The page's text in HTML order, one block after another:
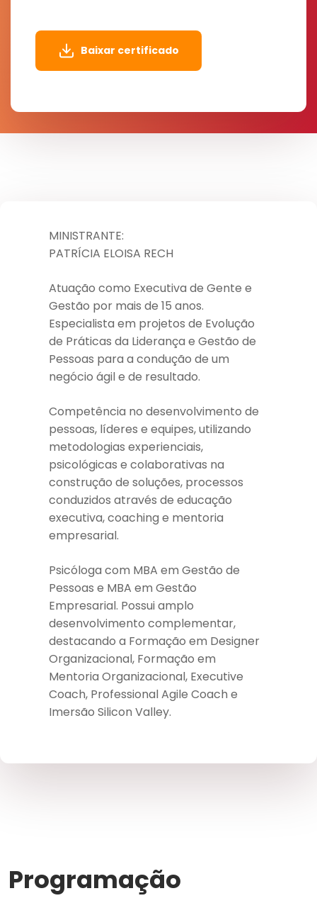
Baixar certificado
MINISTRANTE:
PATRÍCIA ELOISA RECH
Atuação como Executiva de Gente e
Gestão por mais de 15 anos.
Especialista em projetos de Evolução
de Práticas da Liderança e Gestão de
Pessoas para a condução de um
negócio ágil e de resultado.
Competência no desenvolvimento de
pessoas, líderes e equipes, utilizando
metodologias experienciais,
psicológicas e colaborativas na
construção de soluções, processos
conduzidos através de educação
executiva, coaching e mentoria
empresarial.
Psicóloga com MBA em Gestão de
Pessoas e MBA em Gestão
Empresarial. Possui amplo
desenvolvimento complementar,
destacando a Formação em Designer
Organizacional, Formação em
Mentoria Organizacional, Executive
Coach, Professional Agile Coach e
Imersão Silicon Valley.
Programação